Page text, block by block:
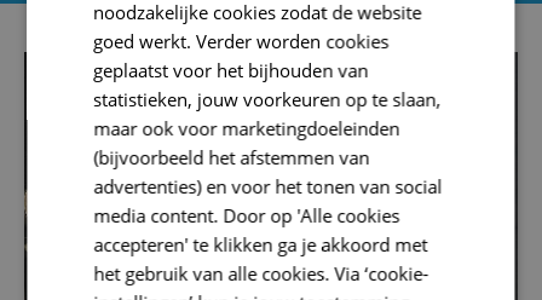
noodzakelijke cookies zodat de website
goed werkt. Verder worden cookies
geplaatst voor het bijhouden van
statistieken, jouw voorkeuren op te slaan,
maar ook voor marketingdoeleinden
(bijvoorbeeld het afstemmen van
advertenties) en voor het tonen van social
media content. Door op 'Alle cookies
accepteren' te klikken ga je akkoord met
het gebruik van alle cookies. Via ‘cookie-